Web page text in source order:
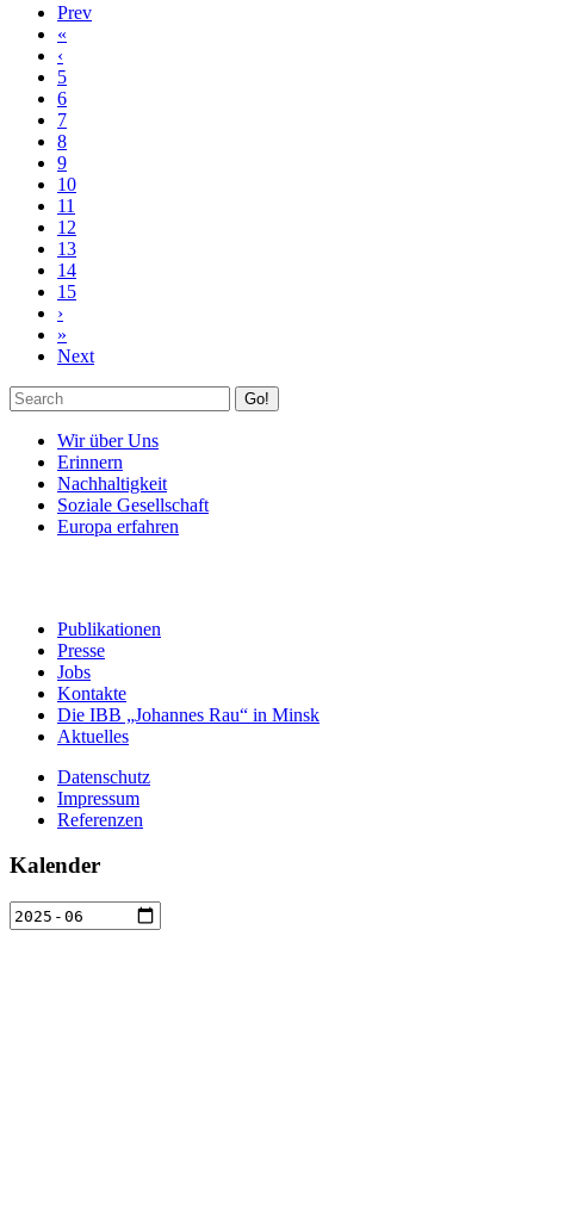
Prev
«
‹
5
6
7
8
9
10
11
12
13
14
15
›
»
Next
Go!
Wir über Uns
Erinnern
Nachhaltigkeit
Soziale Gesellschaft
Europa erfahren
Publikationen
Presse
Jobs
Kontakte
Die IBB „Johannes Rau“ in Minsk
Aktuelles
Datenschutz
Impressum
Referenzen
Kalender